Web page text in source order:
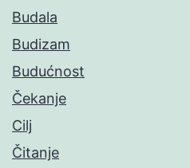
Budala
Budizam
Budućnost
Čekanje
Cilj
Čitanje